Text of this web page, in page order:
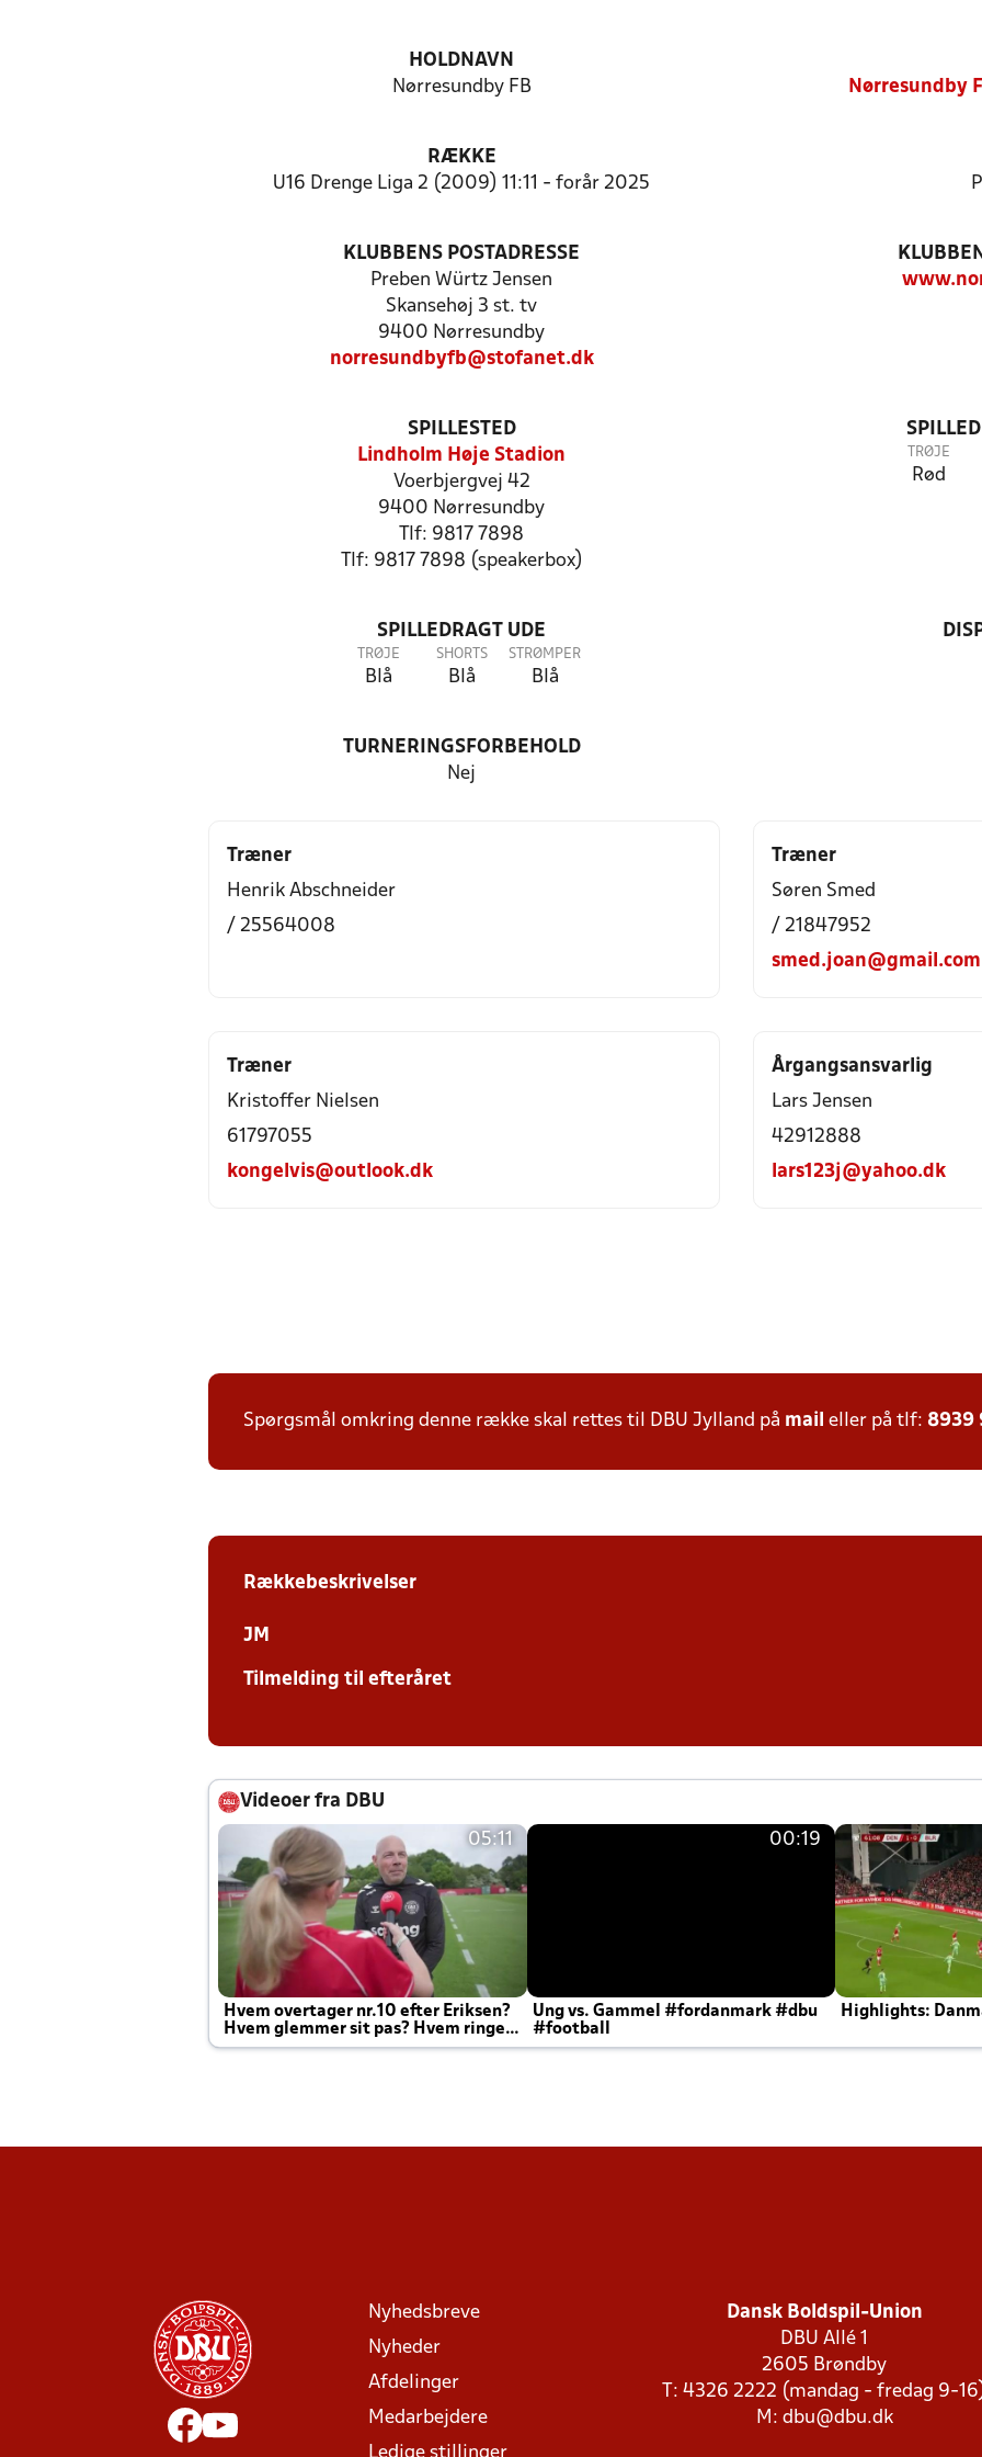
HOLDNAVN
Nørresundby FB
Nørresundby
RÆKKE
U16 Drenge Liga 2 (2009) 11:11 - forår 2025
KLUBBENS POSTADRESSE
Preben Würtz Jensen
Skansehøj 3 st. tv
9400 Nørresundby
norresundbyfb@stofanet.dk
SPILLESTED
Lindholm Høje Stadion
Voerbjergvej 42
9400 Nørresundby
Tlf: 9817 7898
Tlf: 9817 7898 (speakerbox)
TRØJE
Rød
SPILLEDRAGT UDE
TRØJE
Blå
SHORTS
Blå
STRØMPER
Blå
TURNERINGSFORBEHOLD
Nej
Træner
Henrik Abschneider
/ 25564008
Træner
Søren Smed
/ 21847952
smed.joan@gmail.com
Træner
Kristoffer Nielsen
61797055
kongelvis@outlook.dk
Årgangsansvarlig
Lars Jensen
42912888
lars123j@yahoo.dk
Spørgsmål omkring denne række skal rettes til DBU Jylland på mail eller på tlf: 8939
Rækkebeskrivelser
JM
Tilmelding til efteråret
Videoer fra DBU
05:11
Hvem overtager nr.10 efter Eriksen?
Hvem glemmer sit pas? Hvem ringer
Joachim altid til efter kampe?
00:19
Ung vs. Gammel #fordanmark #dbu
#football
Highlights:
Nyhedsbreve
Nyheder
Afdelinger
Medarbejdere
Dansk Boldspil-Union
DBU Allé 1
2605 Brøndby
T: 4326 2222 (mandag - fredag 9-
M: dbu@dbu.dk